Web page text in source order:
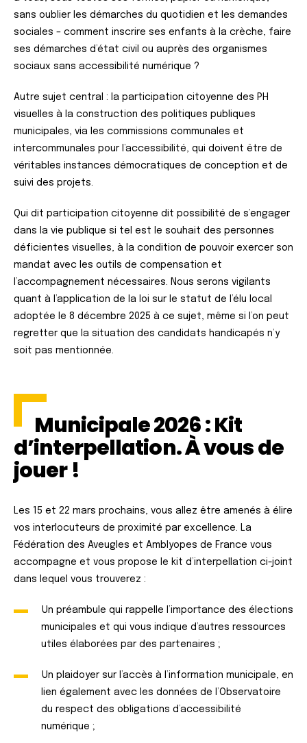
sans oublier les démarches du quotidien et les demandes
sociales – comment inscrire ses enfants à la crèche, faire
ses démarches d’état civil ou auprès des organismes
sociaux sans accessibilité numérique ?
Autre sujet central : la participation citoyenne des PH
visuelles à la construction des politiques publiques
municipales, via les commissions communales et
intercommunales pour l’accessibilité, qui doivent être de
véritables instances démocratiques de conception et de
suivi des projets.
Qui dit participation citoyenne dit possibilité de s’engager
dans la vie publique si tel est le souhait des personnes
déficientes visuelles, à la condition de pouvoir exercer son
mandat avec les outils de compensation et
l’accompagnement nécessaires. Nous serons vigilants
quant à l’application de la loi sur le statut de l’élu local
adoptée le 8 décembre 2025 à ce sujet, même si l’on peut
regretter que la situation des candidats handicapés n’y
soit pas mentionnée.
Municipale 2026 : Kit
d’interpellation. À vous de
jouer !
Les 15 et 22 mars prochains, vous allez être amenés à élire
vos interlocuteurs de proximité par excellence. La
Fédération des Aveugles et Amblyopes de France vous
accompagne et vous propose le kit d’interpellation ci-joint
dans lequel vous trouverez :
Un préambule qui rappelle l’importance des élections
municipales et qui vous indique d’autres ressources
utiles élaborées par des partenaires ;
Un plaidoyer sur l’accès à l’information municipale, en
lien également avec les données de l’Observatoire
du respect des obligations d’accessibilité
numérique ;